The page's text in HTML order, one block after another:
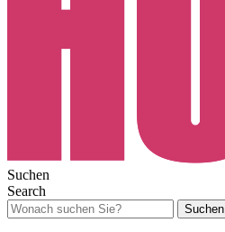
Suchen
Search
Suchen